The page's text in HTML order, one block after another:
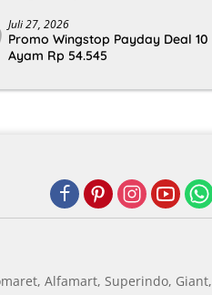
Juli 27, 2026
Promo Wingstop Payday Deal 10
Ayam Rp 54.545
Alfamart, Superindo, Giant,